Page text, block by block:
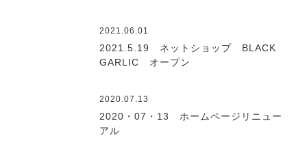
2021.06.01
2021.5.19 ネットショップ BLACK
GARLIC オープン
2020.07.13
2020・07・13 ホームページリニュー
アル